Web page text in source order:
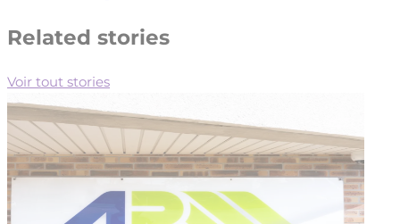
Related stories
Voir tout stories